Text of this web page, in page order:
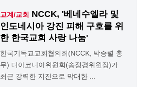
교계/교회 NCCK, '베네수엘라 및
인도네시아 강진 피해 구호를 위
한 한국교회 사랑 나눔'
한국기독교교회협의회(NCCK, 박승렬 총
무) 디아코니아위원회(송정경위원장)가
최근 강력한 지진으로 막대한 ...